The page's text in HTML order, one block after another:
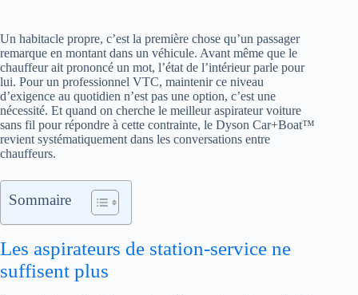
Un habitacle propre, c’est la première chose qu’un passager
remarque en montant dans un véhicule. Avant même que le
chauffeur ait prononcé un mot, l’état de l’intérieur parle pour
lui. Pour un professionnel VTC, maintenir ce niveau
d’exigence au quotidien n’est pas une option, c’est une
nécessité. Et quand on cherche le meilleur aspirateur voiture
sans fil pour répondre à cette contrainte, le Dyson Car+Boat™
revient systématiquement dans les conversations entre
chauffeurs.
Sommaire
Les aspirateurs de station-service ne
suffisent plus